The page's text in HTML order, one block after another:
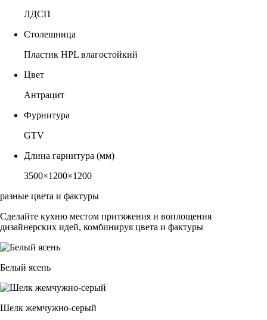
ЛДСП
Столешница
Пластик HPL влагостойкий
Цвет
Антрацит
Фурнитура
GTV
Длина гарнитура (мм)
3500×1200×1200
разные цвета и фактуры
Сделайте кухню местом притяжения и воплощения
дизайнерских идей, комбинируя цвета и фактуры
Белый ясень
Шелк жемчужно-серый